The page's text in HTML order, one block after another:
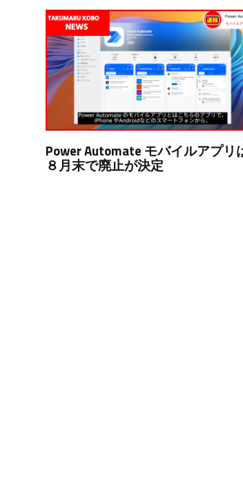
Power Automate モバイルアプリ
８月末で廃止が決定